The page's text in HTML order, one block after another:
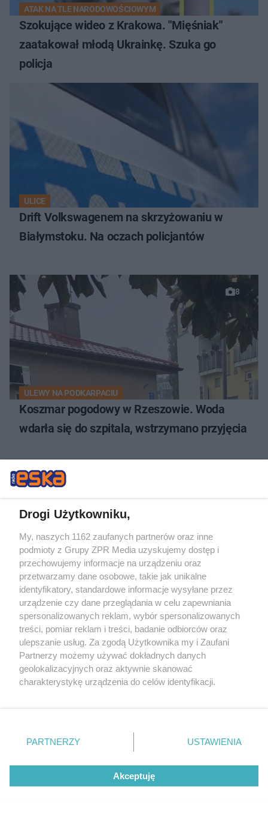
ATAK NA TLE NARODOWOŚCIOWYM
Szokujące wideo z Krakowa. "Mięśniak"
zaatakował młodą Ukrainkę. Szuka go
policja
ULICE
Drift Volkswagenem na skrzyżowaniu w
Białymstoku. Na oczach policjantów
8
ULEWY NA PODKARPACIU
Koszmar pogodowy w Rzeszowie. Woda
wdarła się do szpitala, wstrzymano przyjęcia
NAJNOWSZE NEWSY:
OPERACJA POLSKIEGO SIATKARZA
Jakub Kochanowski po
operacji. Siatkarz pokazał
78
Drogi Użytkowniku,
My, naszych 1162 zaufanych partnerów oraz inne
podmioty z Grupy ZPR Media uzyskujemy dostęp i
przechowujemy informacje na urządzeniu oraz
przetwarzamy dane osobowe, takie jak unikalne
identyfikatory, standardowe informacje wysyłane przez
urządzenie czy dane przeglądania w celu zapewniania
spersonalizowanych reklam, wybór spersonalizowanych
treści, pomiar reklam i treści, badanie odbiorców oraz
ulepszanie usług. Za zgodą Użytkownika my i Zaufani
Partnerzy możemy używać dokładnych danych
geolokalizacyjnych oraz aktywnie skanować
charakterystykę urządzenia do celów identyfikacji.
zmienić/wycofać klikając przycisk ustawień prywatności
znajdujący się w lewym dolnym rogu strony
rodzaje przetwarzania danych nie wymagają zgody
użytkownika, ale masz prawo sprzeciwić się takiemu
przetwarzaniu. Preferencje będą miały zastosowanie tylko
PARTNERZY USTAWIENIA
Akceptuję